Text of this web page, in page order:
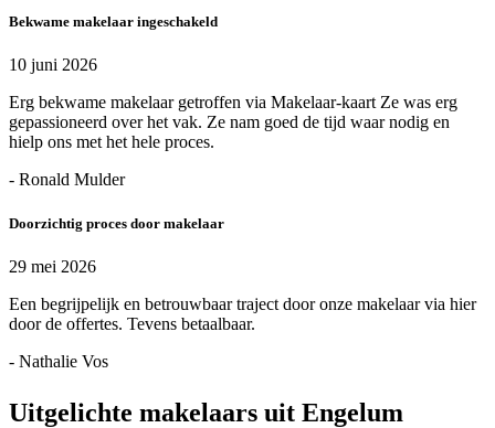
Bekwame makelaar ingeschakeld
10 juni 2026
Erg bekwame makelaar getroffen via Makelaar-kaart Ze was erg
gepassioneerd over het vak. Ze nam goed de tijd waar nodig en
hielp ons met het hele proces.
- Ronald Mulder
Doorzichtig proces door makelaar
29 mei 2026
Een begrijpelijk en betrouwbaar traject door onze makelaar via hier
door de offertes. Tevens betaalbaar.
- Nathalie Vos
Uitgelichte makelaars uit Engelum